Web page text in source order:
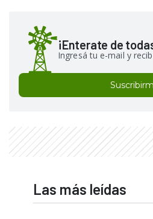
¡Enterate de
Ingresá tu e-mail y
Las más leídas